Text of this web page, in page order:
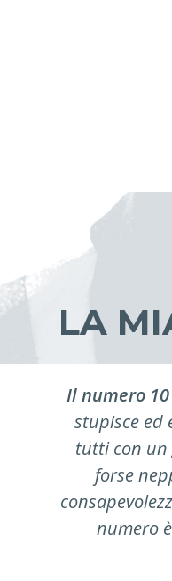
LA
Il numero 10
stupisce ed
tutti con un
forse
numero